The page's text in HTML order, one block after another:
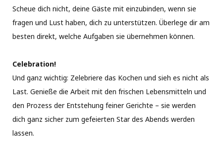
Scheue dich nicht, deine Gäste mit einzubinden, wenn sie
fragen und Lust haben, dich zu unterstützen. Überlege dir am
besten direkt, welche Aufgaben sie übernehmen können.
Celebration!
Und ganz wichtig: Zelebriere das Kochen und sieh es nicht als
Last. Genieße die Arbeit mit den frischen Lebensmitteln und
den Prozess der Entstehung feiner Gerichte – sie werden
dich ganz sicher zum gefeierten Star des Abends werden
lassen.